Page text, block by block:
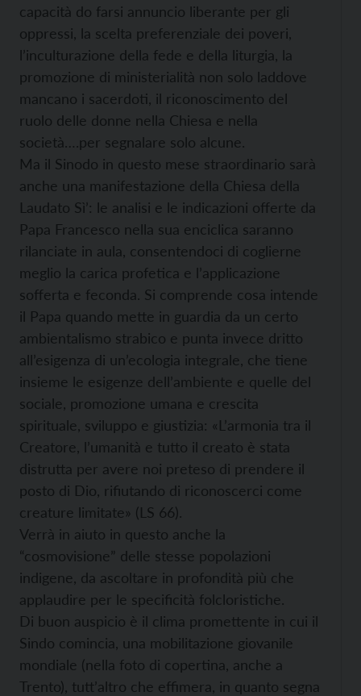
capacità do farsi annuncio liberante per gli
oppressi, la scelta preferenziale dei poveri,
l’inculturazione della fede e della liturgia, la
promozione di ministerialità non solo laddove
mancano i sacerdoti, il riconoscimento del
ruolo delle donne nella Chiesa e nella
società….per segnalare solo alcune.
Ma il Sinodo in questo mese straordinario sarà
anche una manifestazione della Chiesa della
Laudato Sì’: le analisi e le indicazioni offerte da
Papa Francesco nella sua enciclica saranno
rilanciate in aula, consentendoci di coglierne
meglio la carica profetica e l’applicazione
sofferta e feconda. Si comprende cosa intende
il Papa quando mette in guardia da un certo
ambientalismo strabico e punta invece dritto
all’esigenza di un’ecologia integrale, che tiene
insieme le esigenze dell’ambiente e quelle del
sociale, promozione umana e crescita
spirituale, sviluppo e giustizia: «L’armonia tra il
Creatore, l’umanità e tutto il creato è stata
distrutta per avere noi preteso di prendere il
posto di Dio, rifiutando di riconoscerci come
creature limitate» (LS 66).
Verrà in aiuto in questo anche la
“cosmovisione” delle stesse popolazioni
indigene, da ascoltare in profondità più che
applaudire per le specificità folcloristiche.
Di buon auspicio è il clima promettente in cui il
Sindo comincia, una mobilitazione giovanile
mondiale (nella foto di copertina, anche a
Trento), tutt’altro che effimera, in quanto segna